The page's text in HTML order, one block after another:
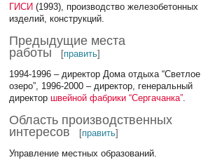
ГИСИ (1993), производство железобетонных
изделий, конструкций.
Предыдущие места
работы
[править]
1994-1996 – директор Дома отдыха “Светлое
озеро”, 1996-2000 – директор, генеральный
директоршвейной фабрики “Сергачанка”.
Область производственных
интересов
[править]
Управление местных образований.